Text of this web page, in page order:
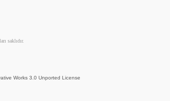
saklıdır.
Works 3.0 Unported License